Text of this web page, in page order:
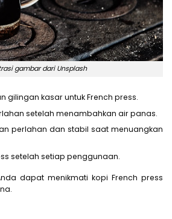
gambar dari Unsplash
gilingan kasar untuk French press.
setelah menambahkan air panas.
perlahan dan stabil saat menuangkan
setelah setiap penggunaan.
dapat menikmati kopi French press